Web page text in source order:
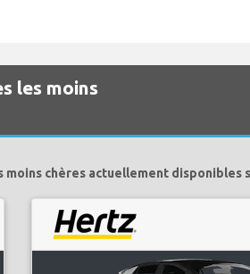
les moins
chères actuellement disponibles